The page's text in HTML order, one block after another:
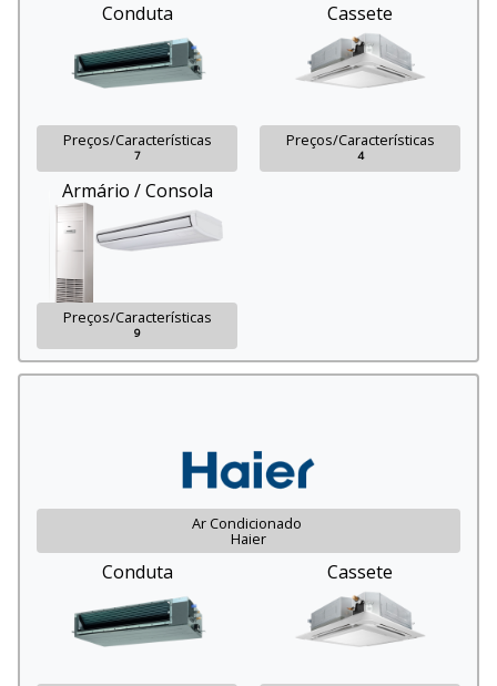
Conduta
Preços/Características
7
Cassete
Preços/Características
4
Armário / Consola
Preços/Características
9
Ar Condicionado
Haier
Conduta Cassete